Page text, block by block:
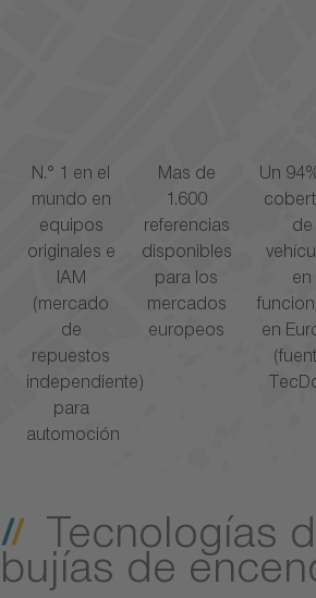
N.° 1 en el
mundo en
equipos
originales e
IAM
(mercado
de
repuestos
independiente)
para
automoción
Mas de
1.600
referencias
disponibles
para los
mercados
europeos
Un
de
en
en
Tecnologías
bujías de